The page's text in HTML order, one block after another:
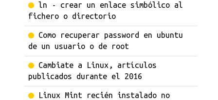
ln - crear un enlace simbólico al
fichero o directorio
Como recuperar password en ubuntu
de un usuario o de root
Cambiate a Linux, artículos
publicados durante el 2016
Linux Mint recién instalado no